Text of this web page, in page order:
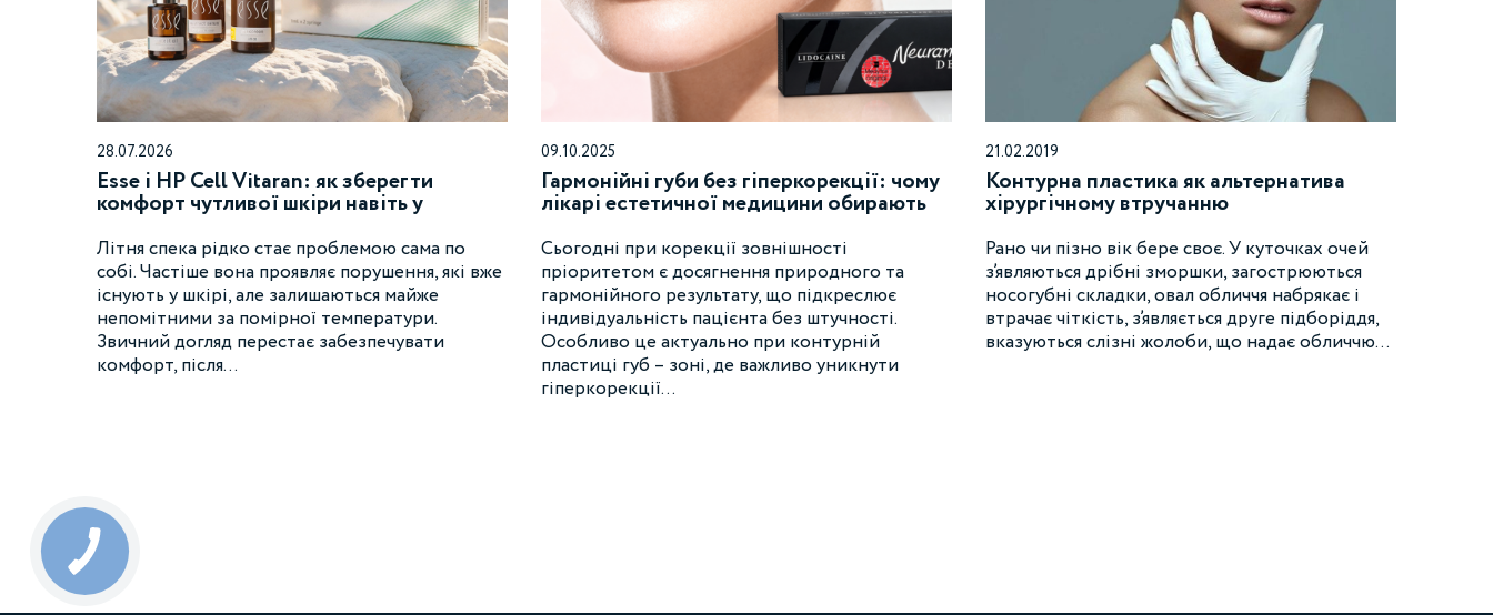
28.07.2026
Esse і HP Cell Vitaran: як зберегти
комфорт чутливої шкіри навіть у
найгарячіші дні
Літня спека рідко стає проблемою сама по
собі. Частіше вона проявляє порушення, які вже
існують у шкірі, але залишаються майже
непомітними за помірної температури.
Звичний догляд перестає забезпечувати
комфорт, після…
09.10.2025
Гармонійні губи без гіперкорекції: чому
лікарі естетичної медицини обирають
філери Neuramis?
Сьогодні при корекції зовнішності
пріоритетом є досягнення природного та
гармонійного результату, що підкреслює
індивідуальність пацієнта без штучності.
Особливо це актуально при контурній
пластиці губ – зоні, де важливо уникнути
гіперкорекції…
21.02.2019
Контурна пластика як альтернатива
хірургічному втручанню
Рано чи пізно вік бере своє. У куточках очей
з’являються дрібні зморшки, загострюються
носогубні складки, овал обличчя набрякає і
втрачає чіткість, з’являється друге підборіддя,
вказуються слізні жолоби, що надає обличчю…